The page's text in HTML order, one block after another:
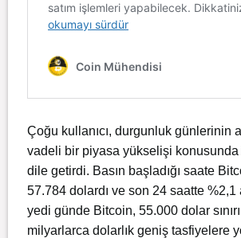
Çoğu kullanıcı, durgunluk günlerinin
vadeli bir piyasa yükselişi konusunda
dile getirdi. Basın başladığı saate
57.784 dolardı ve son 24 saatte %2,1
yedi günde Bitcoin, 55.000 dolar
milyarlarca dolarlık geniş tasfiyelere